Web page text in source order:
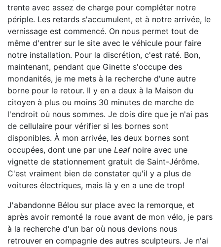
trente avec assez de charge pour compléter notre
périple. Les retards s'accumulent, et à notre arrivée, le
vernissage est commencé. On nous permet tout de
même d'entrer sur le site avec le véhicule pour faire
notre installation. Pour la discrétion, c'est raté. Bon,
maintenant, pendant que Ginette s'occupe des
mondanités, je me mets à la recherche d'une autre
borne pour le retour. Il y en a deux à la Maison du
citoyen à plus ou moins 30 minutes de marche de
l'endroit où nous sommes. Je dois dire que je n'ai pas
de cellulaire pour vérifier si les bornes sont
disponibles. À mon arrivée, les deux bornes sont
occupées, dont une par une Leafnoire avec une
vignette de stationnement gratuit de Saint-Jérôme.
C'est vraiment bien de constater qu'il y a plus de
voitures électriques, mais là y en a une de trop!
J'abandonne Bélou sur place avec la remorque, et
après avoir remonté la roue avant de mon vélo, je pars
à la recherche d'un bar où nous devions nous
retrouver en compagnie des autres sculpteurs. Je n'ai